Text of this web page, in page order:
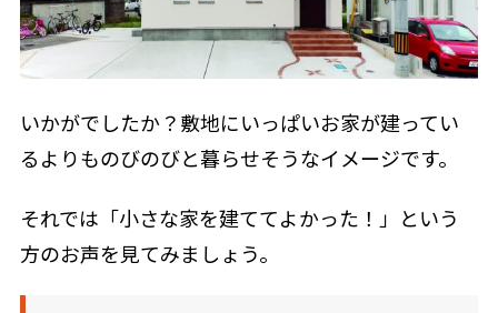
いかがでしたか？敷地にいっぱいお家が建ってい
るよりものびのびと暮らせそうなイメージです。
それでは「小さな家を建ててよかった！」という
方のお声を見てみましょう。